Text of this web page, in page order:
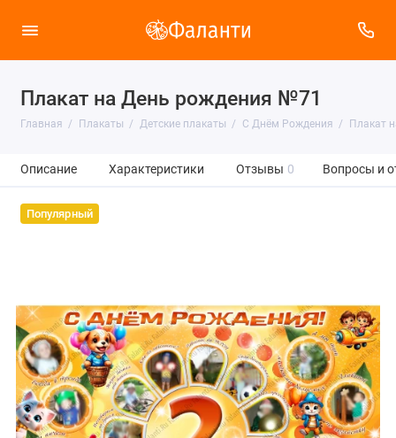
Плакат на День рождения №71
Главная Плакаты Детские плакаты С Днём Рождения Плакат
Описание Характеристики Отзывы 0 Вопросы и
Популярный